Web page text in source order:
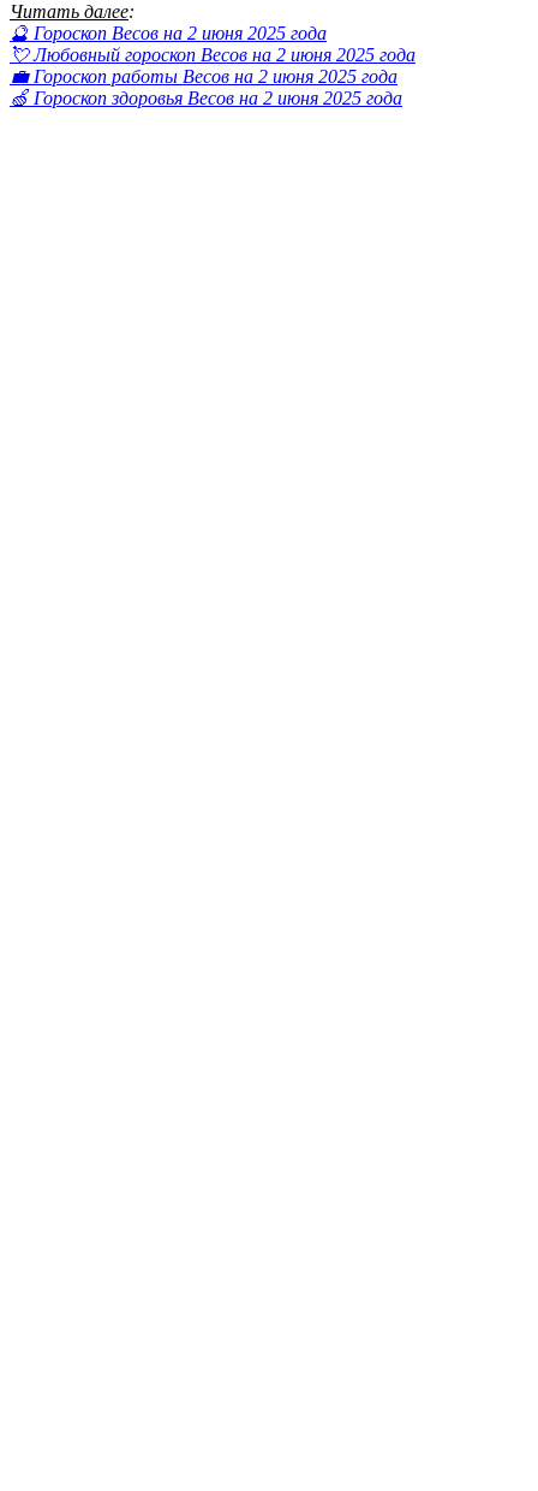
Читать далее:
🔮 Гороскоп Весов на 2 июня 2025 года
💘 Любовный гороскоп Весов на 2 июня 2025 года
💼 Гороскоп работы Весов на 2 июня 2025 года
🍏 Гороскоп здоровья Весов на 2 июня 2025 года